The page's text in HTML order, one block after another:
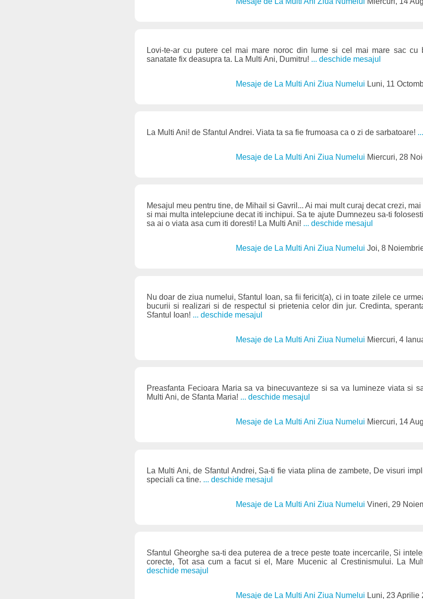
Lovi-te-ar cu putere cel mai mare noroc din lume si cel mai mare sac cu
sanatate fix deasupra ta. La Multi Ani, Dumitru! ... deschide mesajul
Mesaje de La Multi Ani Ziua Numelui Luni, 11
La Multi Ani! de Sfantul Andrei. Viata ta sa fie frumoasa ca o zi de sarbatoare!
Mesaje de La Multi Ani Ziua Numelui Miercuri, 28
Mesajul meu pentru tine, de Mihail si Gavril... Ai mai mult curaj decat crezi,
si mai multa intelepciune decat iti inchipui. Sa te ajute Dumnezeu sa-ti
sa ai o viata asa cum iti doresti! La Multi Ani! ... deschide mesajul
Mesaje de La Multi Ani Ziua NumeluiJoi, 8
Nu doar de ziua numelui, Sfantul Ioan, sa fii fericit(a), ci in toate zilele ce
bucurii si realizari si de respectul si prietenia celor din jur. Credinta,
Sfantul Ioan! ... deschide mesajul
Mesaje de La Multi Ani Ziua Numelui Miercuri, 4
Preasfanta Fecioara Maria sa va binecuvanteze si sa va lumineze viata si
Multi Ani, de Sfanta Maria! ... deschide mesajul
Mesaje de La Multi Ani Ziua Numelui Miercuri, 14
La Multi Ani, de Sfantul Andrei, Sa-ti fie viata plina de zambete, De visuri
speciali ca tine. ... deschide mesajul
Mesaje de La Multi Ani Ziua NumeluiVineri, 29
Sfantul Gheorghe sa-ti dea puterea de a trece peste toate incercarile, Si
corecte, Tot asa cum a facut si el, Mare Mucenic al Crestinismului. La
deschide mesajul
Mesaje de La Multi Ani Ziua Numelui Luni, 23 Aprilie